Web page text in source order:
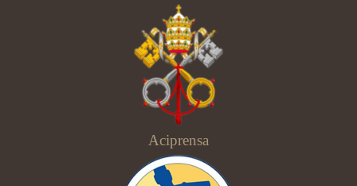
Aciprensa